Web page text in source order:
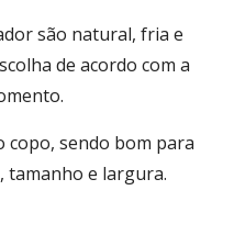
são natural, fria e
de acordo com a
copo, sendo bom para
e largura.